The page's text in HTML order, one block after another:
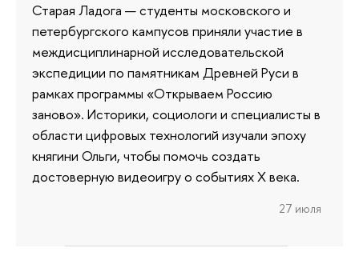
Старая Ладога — студенты московского и
петербургского кампусов приняли участие в
междисциплинарной исследовательской
экспедиции по памятникам Древней Руси в
рамках программы «Открываем Россию
заново». Историки, социологи и специалисты в
области цифровых технологий изучали эпоху
княгини Ольги, чтобы помочь создать
достоверную видеоигру о событиях X века.
27 июля